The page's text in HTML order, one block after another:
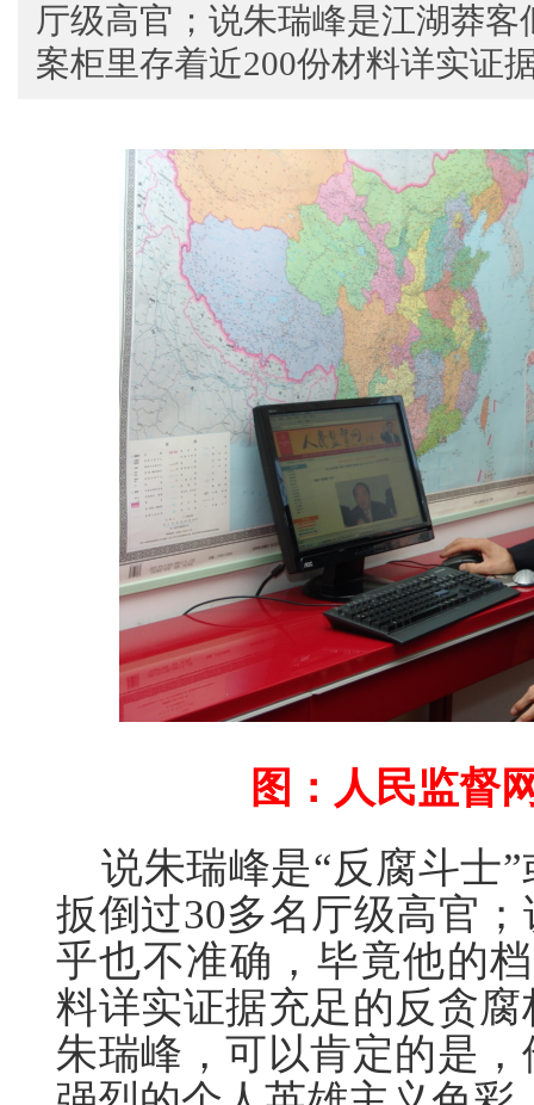
厅级高官；说朱瑞峰是江湖莽
案柜里存着近200份材料详实证
图：人民监督
说朱瑞峰是“反腐斗士”
扳倒过30多名厅级高官
乎也不准确，毕竟他的
料详实证据充足的反贪
朱瑞峰，可以肯定的是